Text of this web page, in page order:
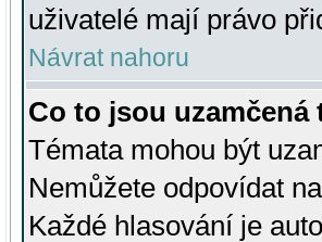
uživatelé mají právo
Návrat nahoru
Co to jsou uzamčená
Témata mohou být
Nemůžete odpovídat
Každé hlasování je